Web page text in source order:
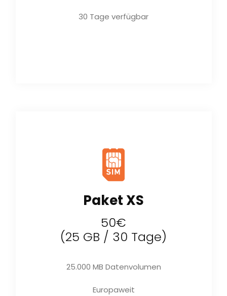
30 Tage verfügbar
Paket XS
50€
(25 GB / 30 Tage)
25.000 MB Datenvolumen
Europaweit